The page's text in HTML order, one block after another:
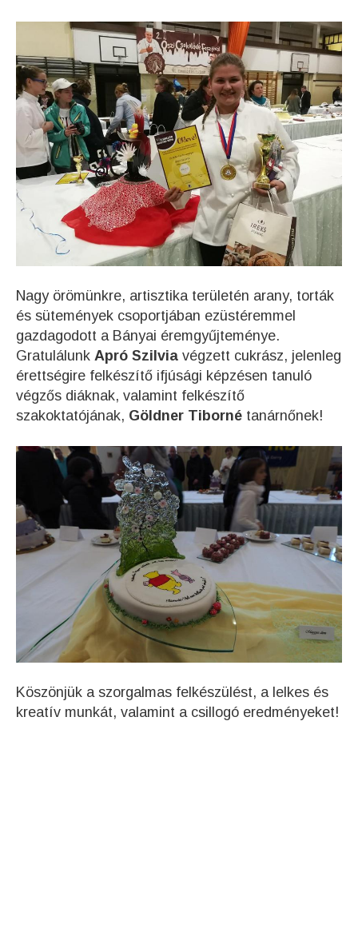
Nagy örömünkre, artisztika területén arany, torták
és sütemények csoportjában ezüstéremmel
gazdagodott a Bányai éremgyűjteménye.
Gratulálunk Apró Szilvia végzett cukrász, jelenleg
érettségire felkészítő ifjúsági képzésen tanuló
végzős diáknak, valamint felkészítő
szakoktatójának, Göldner Tiborné tanárnőnek!
Köszönjük a szorgalmas felkészülést, a lelkes és
kreatív munkát, valamint a csillogó eredményeket!